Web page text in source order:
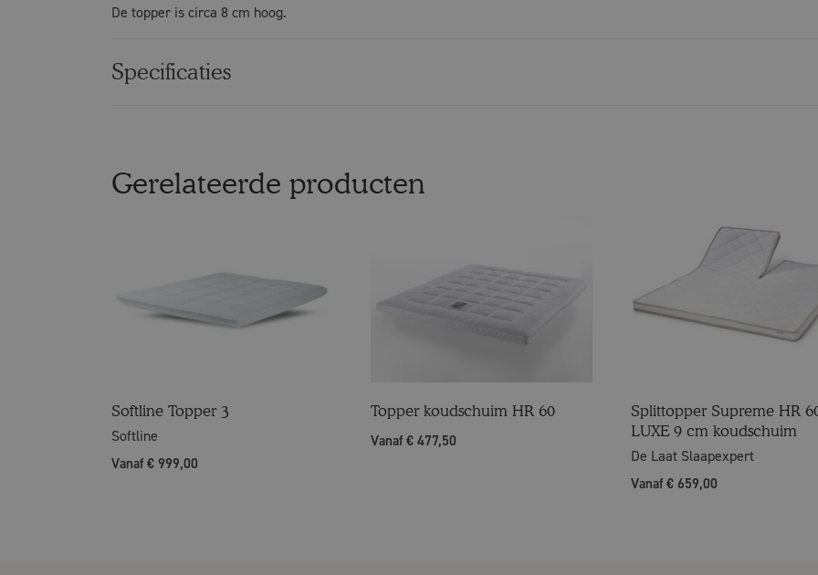
De topper is circa 8 cm hoog.
Specificaties
Gerelateerde producten
Softline Topper 3
Softline
Vanaf € 999,00
Topper koudschuim HR 60
Vanaf € 477,50
Splittopper Supreme HR
LUXE 9 cm koudschuim
De Laat Slaapexpert
Vanaf € 659,00